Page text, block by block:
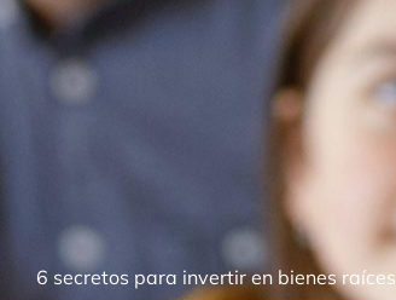
contenido
6 secretos para invertir en bienes raíces